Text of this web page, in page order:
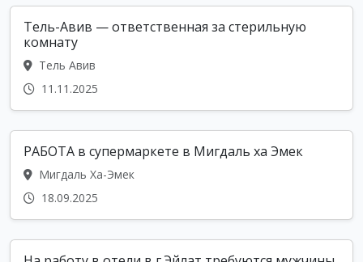
Тель-Авив — ответственная за стерильную
комнату
Тель Авив
11.11.2025
РАБОТА в супермаркете в Мигдаль ха Эмек
Мигдаль Ха-Эмек
18.09.2025